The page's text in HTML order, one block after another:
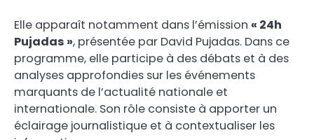
Elle apparaît notamment dans l’émission « 24h
Pujadas », présentée par David Pujadas. Dans ce
programme, elle participe à des débats et à des
analyses approfondies sur les événements
marquants de l’actualité nationale et
internationale. Son rôle consiste à apporter un
éclairage journalistique et à contextualiser les